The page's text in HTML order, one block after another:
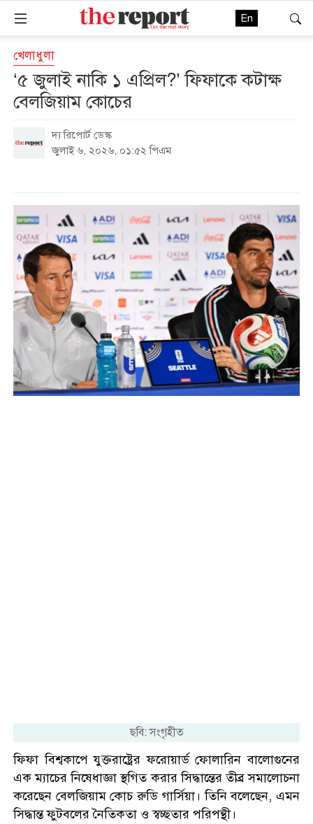
En
খেলাধুলা
‘৫ জুলাই নাকি ১ এপ্রিল?’ ফিফাকে কটাক্ষ
বেলজিয়াম কোচের
দ্য রিপোর্ট ডেস্ক
জুলাই ৬, ২০২৬, ০১:৫২ পিএম
ছবি: সংগৃহীত
ফিফা বিশ্বকাপে যুক্তরাষ্ট্রের ফরোয়ার্ড ফোলারিন বালোগুনের
এক ম্যাচের নিষেধাজ্ঞা স্থগিত করার সিদ্ধান্তের তীব্র সমালোচনা
করেছেন বেলজিয়াম কোচ রুডি গার্সিয়া। তিনি বলেছেন, এমন
সিদ্ধান্ত ফুটবলের নৈতিকতা ও স্বচ্ছতার পরিপন্থী।